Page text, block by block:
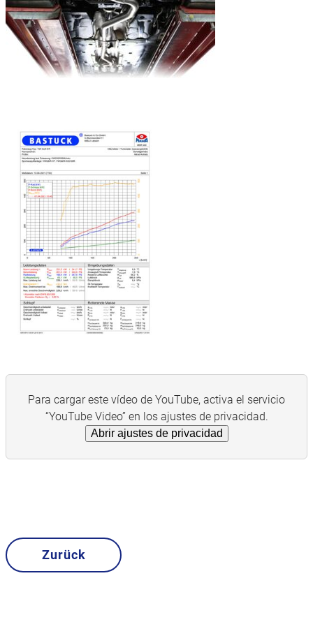
Para cargar este vídeo de YouTube, activa el servicio
“YouTube Video” en los ajustes de privacidad.
Abrir ajustes de privacidad
Zurück